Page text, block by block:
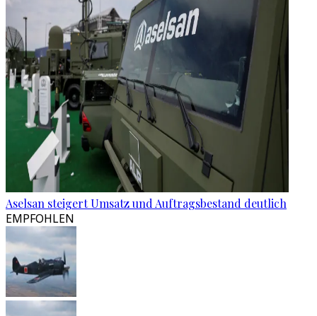
Aselsan steigert Umsatz und Auftragsbestand deutlich
EMPFOHLEN